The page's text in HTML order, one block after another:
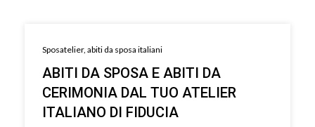
Sposatelier, abiti da sposa italiani
ABITI DA SPOSA E ABITI DA
CERIMONIA DAL TUO ATELIER
ITALIANO DI FIDUCIA